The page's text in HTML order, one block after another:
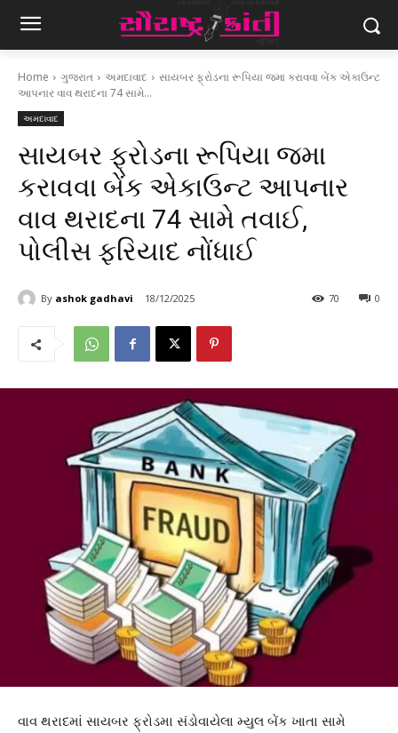
Home ગુજરાત અમદાવાદ
સાયબર ફ્રોડના રૂપિયા જમા કરાવવા બેંક એકાઉન્ટ
આપનાર વાવ થરાદના 74 સામે...
અમદાવાદ
સાયબર ફ્રોડના રૂપિયા જમા
કરાવવા બેંક એકાઉન્ટ આપનાર
વાવ થરાદના 74 સામે તવાઈ,
પોલીસ ફરિયાદ નોંધાઈ
By ashok gadhavi 18/12/2025 0
70
વાવ થરાદમાં સાયબર ફ્રોડમા સંડોવાયેલા મ્યુલ બેંક ખાતા સામે